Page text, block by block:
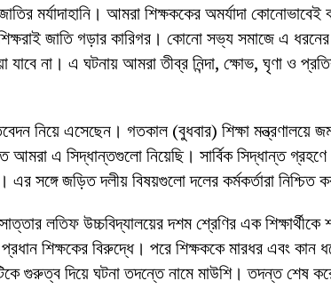
মর্যাদাহানি। আমরা শিক্ষককের অমর্যাদা কোনোভাবেই
জাতি গড়ার কারিগর। কোনো সভ্য সমাজে এ
না। এ ঘটনায় আমরা তীব্র নিন্দা, ক্ষোভ, ঘৃণা ও
নিয়ে এসেছেন। গতকাল (বুধবার) শিক্ষা মন্ত্রণালয়ে
আমরা এ সিদ্ধান্তগুলো নিয়েছি। সার্বিক সিদ্ধান্ত
এর সঙ্গে জড়িত দলীয় বিষয়গুলো দলের কর্মকর্তারা নিশ্চিত
লতিফ উচ্চবিদ্যালয়ের দশম শ্রেণির এক শিক্ষার্থীকে
শিক্ষকের বিরুদ্ধে। পরে শিক্ষককে মারধর এবং কান
গুরুত্ব দিয়ে ঘটনা তদন্তে নামে মাউশি। তদন্ত শেষ